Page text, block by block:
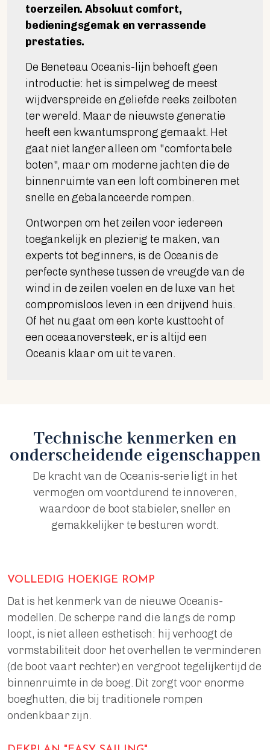
toerzeilen. Absoluut comfort,
bedieningsgemak en verrassende
prestaties.
De Beneteau Oceanis-lijn behoeft geen
introductie: het is simpelweg de meest
wijdverspreide en geliefde reeks zeilboten
ter wereld. Maar de nieuwste generatie
heeft een kwantumsprong gemaakt. Het
gaat niet langer alleen om "comfortabele
boten", maar om moderne jachten die de
binnenruimte van een loft combineren met
snelle en gebalanceerde rompen.
Ontworpen om het zeilen voor iedereen
toegankelijk en plezierig te maken, van
experts tot beginners, is de Oceanis de
perfecte synthese tussen de vreugde van de
wind in de zeilen voelen en de luxe van het
compromisloos leven in een drijvend huis.
Of het nu gaat om een korte kusttocht of
een oceaanoversteek, er is altijd een
Oceanis klaar om uit te varen.
Technische kenmerken en
onderscheidende eigenschappen
De kracht van de Oceanis-serie ligt in het
vermogen om voortdurend te innoveren,
waardoor de boot stabieler, sneller en
gemakkelijker te besturen wordt.
VOLLEDIG HOEKIGE ROMP
Dat is het kenmerk van de nieuwe Oceanis-
modellen. De scherpe rand die langs de romp
loopt, is niet alleen esthetisch: hij verhoogt de
vormstabiliteit door het overhellen te verminderen
(de boot vaart rechter) en vergroot tegelijkertijd de
binnenruimte in de boeg. Dit zorgt voor enorme
boeghutten, die bij traditionele rompen
ondenkbaar zijn.